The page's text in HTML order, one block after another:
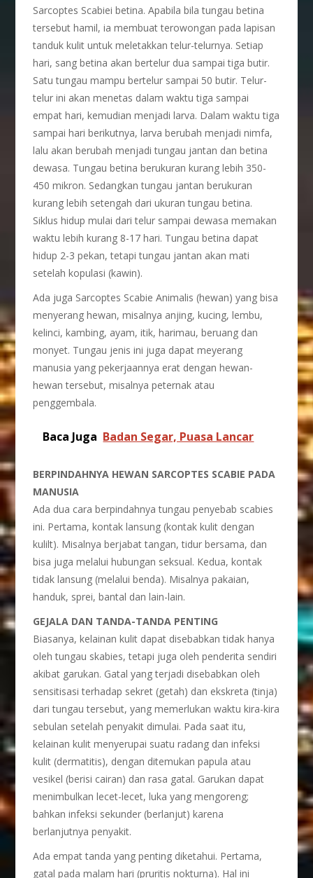
Sarcoptes Scabiei betina. Apabila bila tungau betina
tersebut hamil, ia membuat terowongan pada lapisan
tanduk kulit untuk meletakkan telur-telurnya. Setiap
hari, sang betina akan bertelur dua sampai tiga butir.
Satu tungau mampu bertelur sampai 50 butir. Telur-
telur ini akan menetas dalam waktu tiga sampai
empat hari, kemudian menjadi larva. Dalam waktu tiga
sampai hari berikutnya, larva berubah menjadi nimfa,
lalu akan berubah menjadi tungau jantan dan betina
dewasa. Tungau betina berukuran kurang lebih 350-
450 mikron. Sedangkan tungau jantan berukuran
kurang lebih setengah dari ukuran tungau betina.
Siklus hidup mulai dari telur sampai dewasa memakan
waktu lebih kurang 8-17 hari. Tungau betina dapat
hidup 2-3 pekan, tetapi tungau jantan akan mati
setelah kopulasi (kawin).
Ada juga Sarcoptes Scabie Animalis (hewan) yang bisa
menyerang hewan, misalnya anjing, kucing, lembu,
kelinci, kambing, ayam, itik, harimau, beruang dan
monyet. Tungau jenis ini juga dapat meyerang
manusia yang pekerjaannya erat dengan hewan-
hewan tersebut, misalnya peternak atau
penggembala.
Baca Juga Badan Segar, Puasa Lancar
BERPINDAHNYA HEWAN SARCOPTES SCABIE PADA
MANUSIA
Ada dua cara berpindahnya tungau penyebab scabies
ini. Pertama, kontak lansung (kontak kulit dengan
kulilt). Misalnya berjabat tangan, tidur bersama, dan
bisa juga melalui hubungan seksual. Kedua, kontak
tidak lansung (melalui benda). Misalnya pakaian,
handuk, sprei, bantal dan lain-lain.
GEJALA DAN TANDA-TANDA PENTING
Biasanya, kelainan kulit dapat disebabkan tidak hanya
oleh tungau skabies, tetapi juga oleh penderita sendiri
akibat garukan. Gatal yang terjadi disebabkan oleh
sensitisasi terhadap sekret (getah) dan ekskreta (tinja)
dari tungau tersebut, yang memerlukan waktu kira-kira
sebulan setelah penyakit dimulai. Pada saat itu,
kelainan kulit menyerupai suatu radang dan infeksi
kulit (dermatitis), dengan ditemukan papula atau
vesikel (berisi cairan) dan rasa gatal. Garukan dapat
menimbulkan lecet-lecet, luka yang mengoreng;
bahkan infeksi sekunder (berlanjut) karena
berlanjutnya penyakit.
Ada empat tanda yang penting diketahui. Pertama,
gatal pada malam hari (pruritis nokturna). Hal ini